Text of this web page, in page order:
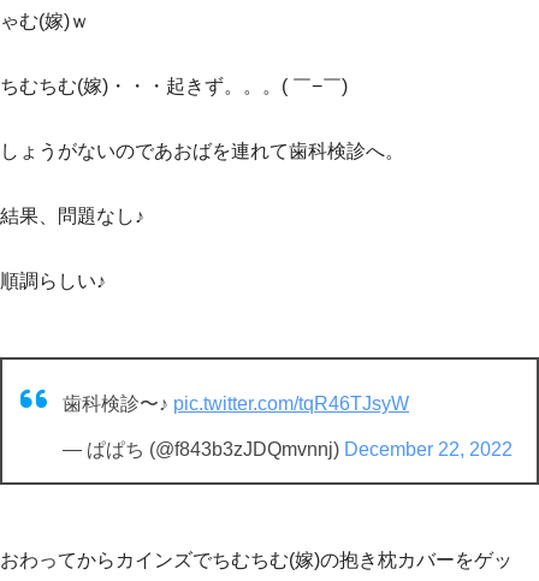
ゃむ(嫁)ｗ
ちむちむ(嫁)・・・起きず。。。( ￣−￣)
しょうがないのであおばを連れて歯科検診へ。
結果、問題なし♪
順調らしい♪
歯科検診〜♪ pic.twitter.com/tqR46TJsyW
— ぱぱち (@f843b3zJDQmvnnj) December 22, 2022
おわってからカインズでちむちむ(嫁)の抱き枕カバーをゲッ